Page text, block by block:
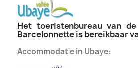
Het toeristenbureau van
Barcelonnette is bereikbaar
Accommodatie in Ubaye: